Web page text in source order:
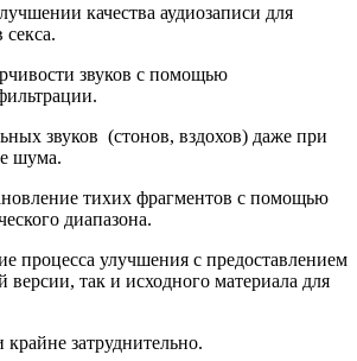
качества аудиозаписи для
звуков с помощью
звуков (стонов, вздохов) даже при
шума.
тихих фрагментов с помощью
диапазона.
процесса улучшения с предоставлением
версии, так и исходного материала для
затруднительно.